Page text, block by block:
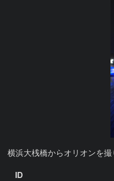
横浜大桟橋からオリオンを
ID